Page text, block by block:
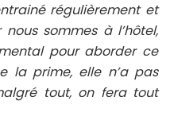
régulièrement et
sommes à l’hôtel,
pour aborder ce
la prime, elle n’a pas
tout, on fera tout